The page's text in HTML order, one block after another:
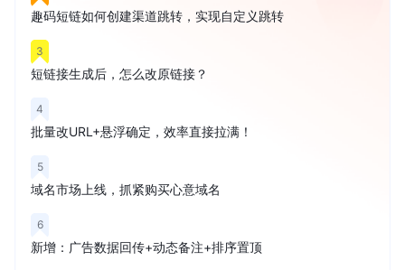
趣码短链如何创建渠道跳转，实现自定义跳转
3
短链接生成后，怎么改原链接？
4
批量改URL+悬浮确定，效率直接拉满！
5
域名市场上线，抓紧购买心意域名
6
新增：广告数据回传+动态备注+排序置顶